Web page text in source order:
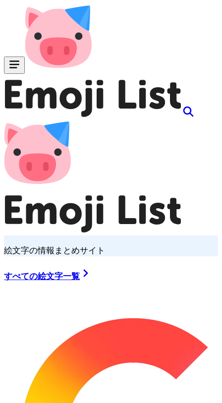
絵文字の情報まとめサイト
すべての絵文字一覧